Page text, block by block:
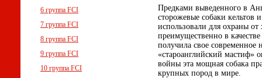
6 группа FCI
7 группа FCI
8 группа FCI
9 группа FCI
10 группа FCI
Предками выведенного в
сторожевые собаки кельтов
использовали для охраны
преимущественно в
получила свое
«староанглийский мастиф»
войны эта мощная собака
крупных пород в мире.